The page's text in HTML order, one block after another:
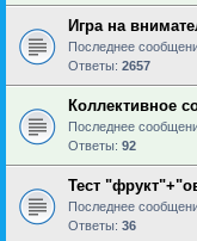
Игра на
Последнее
Ответы: 2657
Коллективное
Последнее
Ответы: 92
Тест
Последнее
Ответы: 36